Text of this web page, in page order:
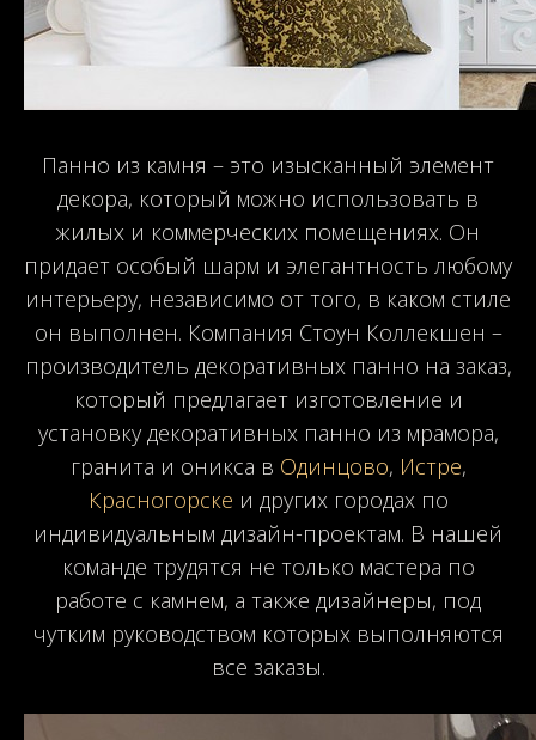
Панно из камня – это изысканный элемент
декора, который можно использовать в
жилых и коммерческих помещениях. Он
придает особый шарм и элегантность любому
интерьеру, независимо от того, в каком стиле
он выполнен. Компания Стоун Коллекшен –
производитель декоративных панно на заказ,
который предлагает изготовление и
установку декоративных панно из мрамора,
гранита и оникса в Одинцово, Истре,
Красногорске и других городах по
индивидуальным дизайн-проектам. В нашей
команде трудятся не только мастера по
работе с камнем, а также дизайнеры, под
чутким руководством которых выполняются
все заказы.